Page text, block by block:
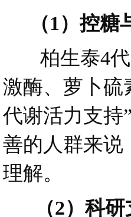
（1）控糖
柏生泰4代
激酶、萝卜硫
代谢活力支持
善的人群来说
理解。
（2）科研